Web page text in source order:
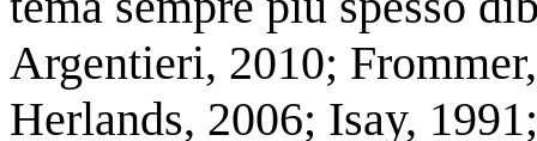
Argentieri, 2010;
Herlands, 2006; Isay,